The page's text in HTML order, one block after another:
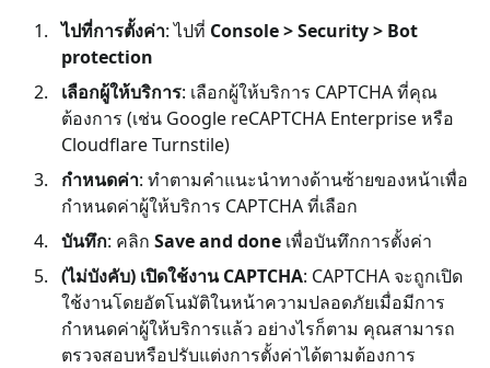
ไปที่การตั้งค่า: ไปที่ Console > Security > Bot
protection
เลือกผู้ให้บริการ: เลือกผู้ให้บริการ CAPTCHA ที่คุณ
ต้องการ (เช่น Google reCAPTCHA Enterprise หรือ
Cloudflare Turnstile)
กำหนดค่า: ทำตามคำแนะนำทางด้านซ้ายของหน้าเพื่อ
กำหนดค่าผู้ให้บริการ CAPTCHA ที่เลือก
บันทึก: คลิก Save and done เพื่อบันทึกการตั้งค่า
(ไม่บังคับ) เปิดใช้งาน CAPTCHA: CAPTCHA จะถูกเปิด
ใช้งานโดยอัตโนมัติในหน้าความปลอดภัยเมื่อมีการ
กำหนดค่าผู้ให้บริการแล้ว อย่างไรก็ตาม คุณสามารถ
ตรวจสอบหรือปรับแต่งการตั้งค่าได้ตามต้องการ